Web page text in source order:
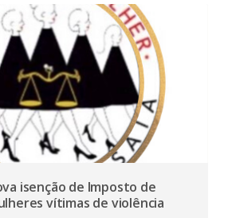
isenção de Imposto de
vítimas de violência